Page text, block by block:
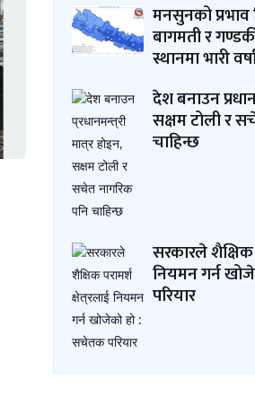
मनसुनको प्रभाव
बागमती र
स्थानमा भारी
देश बनाउन
सक्षम टोली र
चाहिन्छ
सरकारले शैक्षिक
नियमन गर्न
परियार